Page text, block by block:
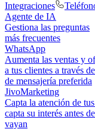
Integraciones
Agente de IA
Gestiona las preguntas
más frecuentes
WhatsApp
Aumenta las ventas y
a tus clientes a través
de mensajería preferida
JivoMarketing
Capta la atención de
capta su interés antes
vayan